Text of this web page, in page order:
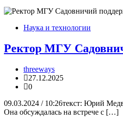
Наука и технологии
Ректор МГУ
threeways
27.12.2025
0
09.03.2024 / 10:26текст: Юрий
Она обсуждалась на встрече с […]